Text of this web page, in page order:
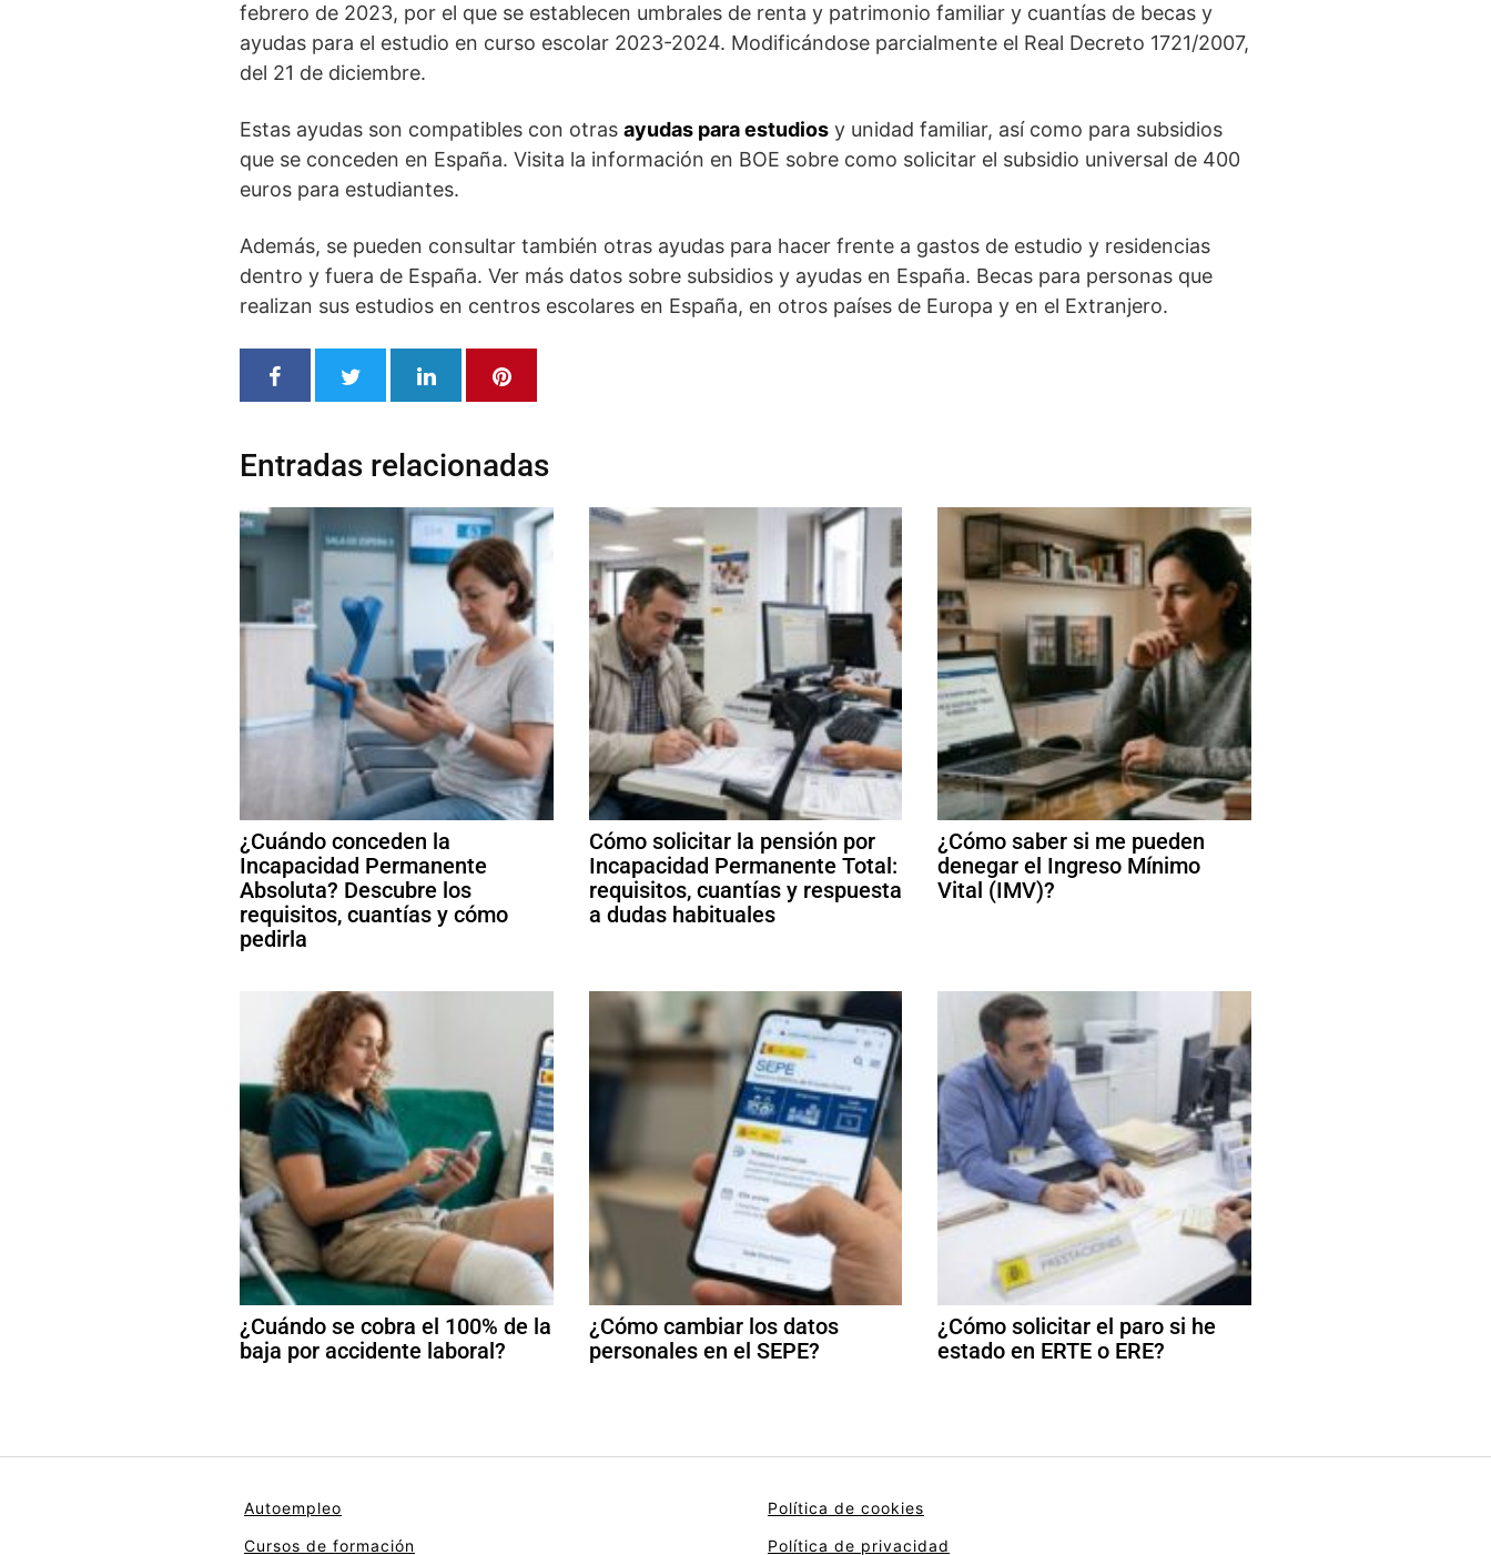
febrero de 2023, por el que se establecen umbrales de renta y patrimonio familiar y cuantías de becas y
ayudas para el estudio en curso escolar 2023-2024. Modificándose parcialmente el Real Decreto 1721/2007,
del 21 de diciembre.
Estas ayudas son compatibles con otras ayudas para estudios y unidad familiar, así como para subsidios
que se conceden en España. Visita la información en BOE sobre como solicitar el subsidio universal de 400
euros para estudiantes.
Además, se pueden consultar también otras ayudas para hacer frente a gastos de estudio y residencias
dentro y fuera de España. Ver más datos sobre subsidios y ayudas en España. Becas para personas que
realizan sus estudios en centros escolares en España, en otros países de Europa y en el Extranjero.
Entradas relacionadas
¿Cuándo conceden la
Incapacidad Permanente
Absoluta? Descubre los
requisitos, cuantías y cómo
pedirla
Cómo solicitar la pensión por
Incapacidad Permanente Total:
requisitos, cuantías y respuesta
a dudas habituales
¿Cómo saber si me pueden
denegar el Ingreso Mínimo
Vital (IMV)?
¿Cuándo se cobra el 100% de la
baja por accidente laboral?
¿Cómo cambiar los datos
personales en el SEPE?
¿Cómo solicitar el paro si he
estado en ERTE o ERE?
Autoempleo
Cursos de formación
Política de cookies
Política de privacidad